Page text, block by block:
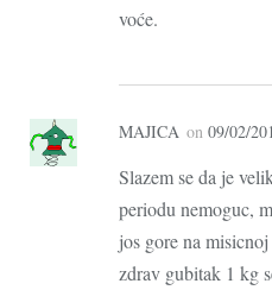
voće.
MAJICA on 09/02/
Slazem se da je
periodu nemoguc,
jos gore na
zdrav gubitak 1 kg